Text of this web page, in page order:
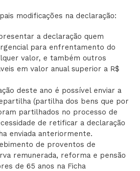
modificações na declaração:
a declaração quem
para enfrentamento do
valor, e também outros
em valor anual superior a R$
deste ano é possível enviar a
(partilha dos bens que por
partilhados no processo de
de retificar a declaração
enviada anteriormente.
de proventos de
remunerada, reforma e pensão
de 65 anos na Ficha